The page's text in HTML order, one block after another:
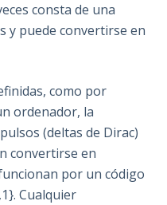
consta de una
y puede convertirse en
como por
ordenador, la
(deltas de Dirac)
convertirse en
por un código
Cualquier